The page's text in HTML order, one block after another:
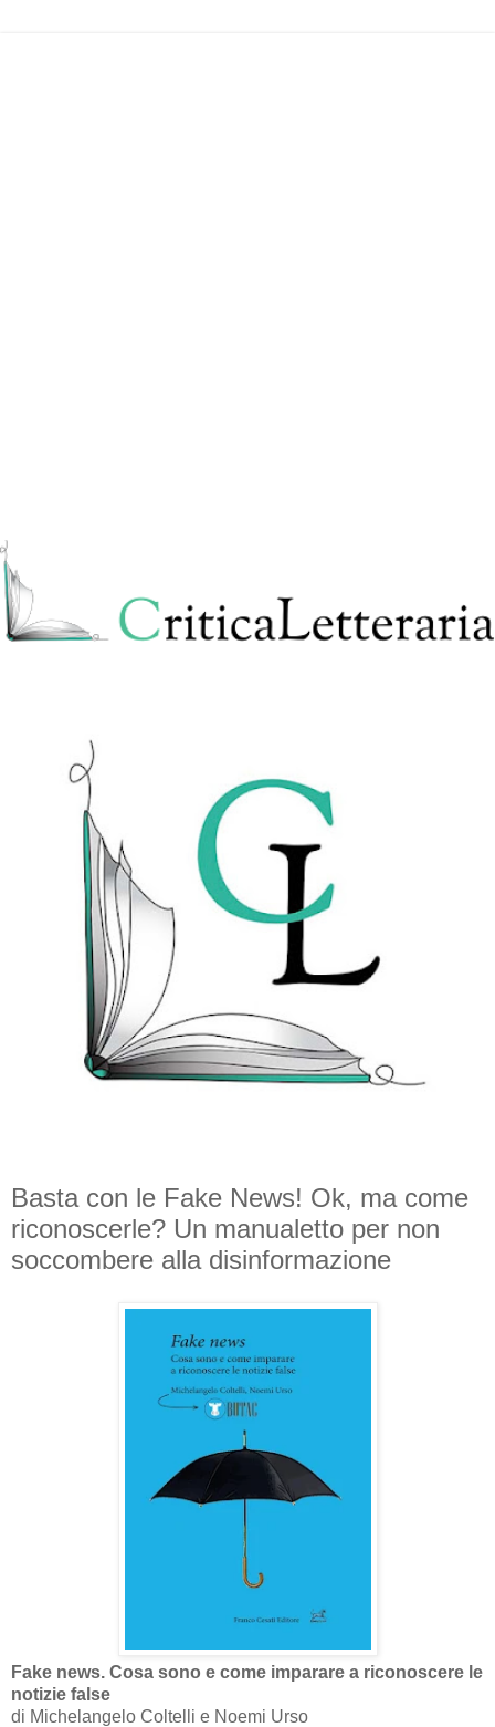
Basta con le Fake News! Ok, ma come
riconoscerle? Un manualetto per non
soccombere alla disinformazione
Fake news. Cosa sono e come imparare a riconoscere le
notizie false
di Michelangelo Coltelli e Noemi Urso